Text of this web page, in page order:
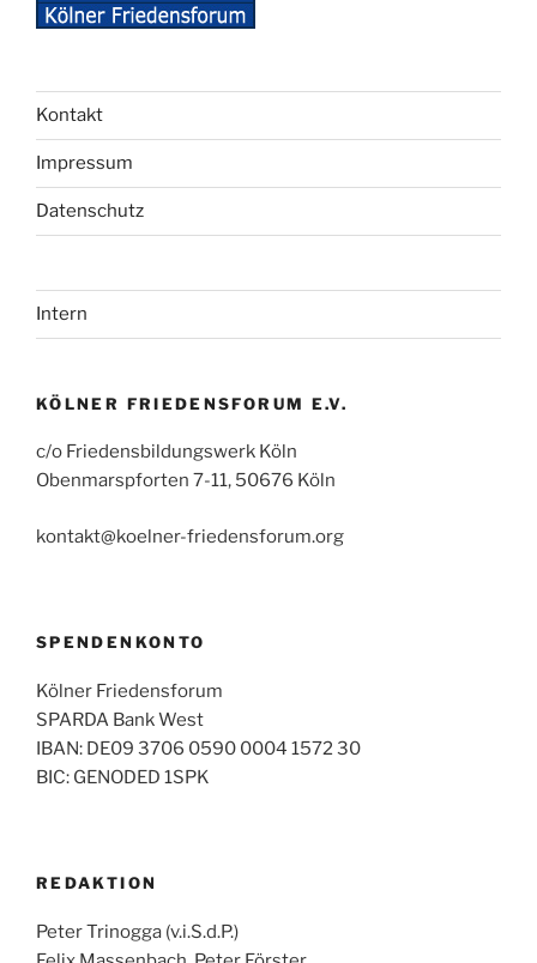
Kontakt
Impressum
Datenschutz
Intern
KÖLNER FRIEDENSFORUM E.V.
c/o Friedensbildungswerk Köln
Obenmarspforten 7-11, 50676 Köln
kontakt@koelner-friedensforum.org
SPENDENKONTO
Kölner Friedensforum
SPARDA Bank West
IBAN: DE09 3706 0590 0004 1572 30
BIC: GENODED 1SPK
REDAKTION
Peter Trinogga (v.i.S.d.P.)